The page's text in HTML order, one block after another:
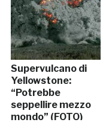
Supervulcano di
Yellowstone:
“Potrebbe
seppellire mezzo
mondo” (FOTO)